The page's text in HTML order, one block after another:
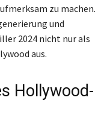
zu machen.
und
2024 nicht nur als
aus.
Hollywood-